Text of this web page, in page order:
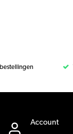
Account